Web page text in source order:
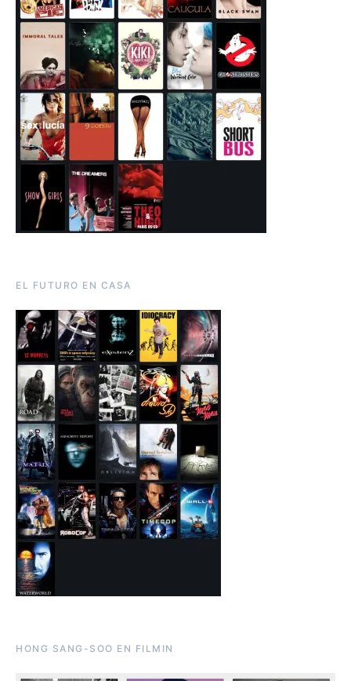
EL FUTURO EN CASA
HONG SANG-SOO EN FILMIN